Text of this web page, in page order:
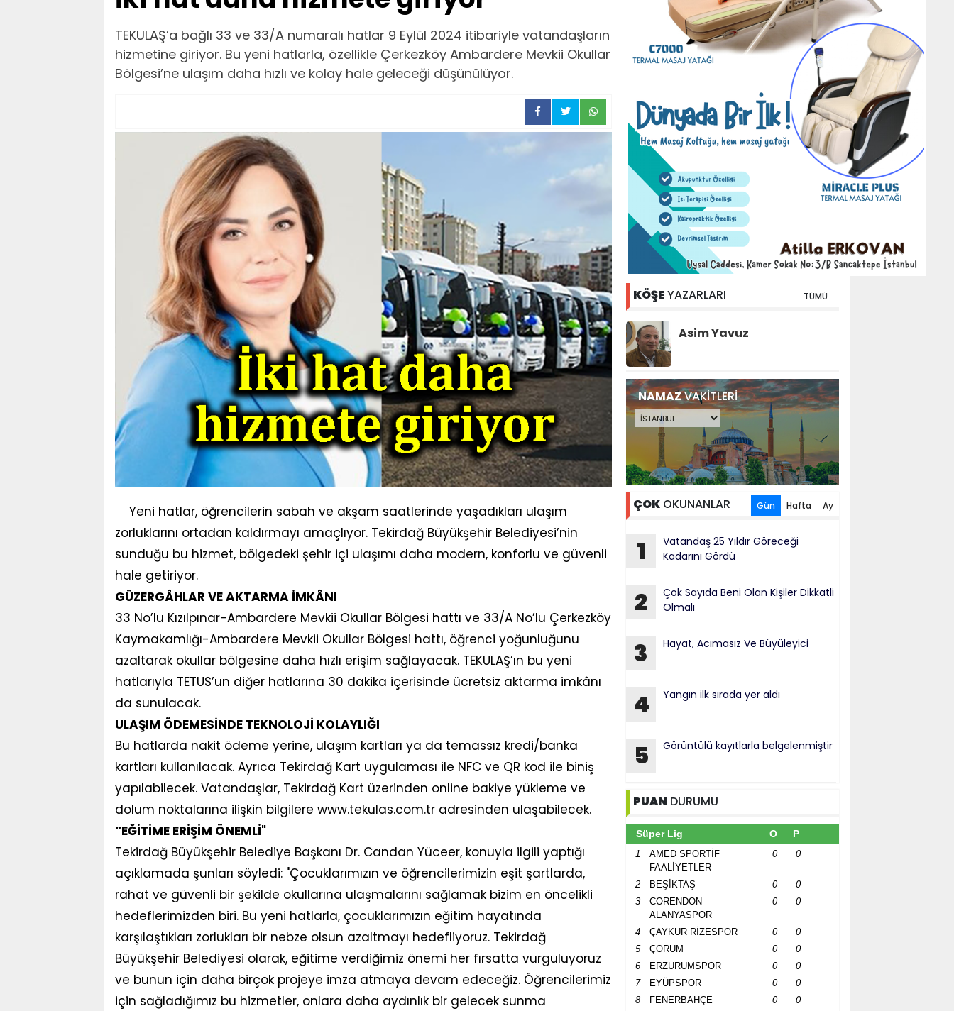
TEKULAŞ’a bağlı 33 ve 33/A numaralı hatlar 9 Eylül 2024 itibariyle vatandaşların
hizmetine giriyor. Bu yeni hatlarla, özellikle Çerkezköy Ambardere Mevkii Okullar
Bölgesi’ne ulaşım daha hızlı ve kolay hale geleceği düşünülüyor.
Yeni hatlar, öğrencilerin sabah ve akşam saatlerinde yaşadıkları ulaşım
zorluklarını ortadan kaldırmayı amaçlıyor. Tekirdağ Büyükşehir Belediyesi’nin
sunduğu bu hizmet, bölgedeki şehir içi ulaşımı daha modern, konforlu ve güvenli
hale getiriyor.
GÜZERGÂHLAR VE AKTARMA İMKÂNI
33 No’lu Kızılpınar-Ambardere Mevkii Okullar Bölgesi hattı ve 33/A No’lu Çerkezköy
Kaymakamlığı-Ambardere Mevkii Okullar Bölgesi hattı, öğrenci yoğunluğunu
azaltarak okullar bölgesine daha hızlı erişim sağlayacak. TEKULAŞ’ın bu yeni
hatlarıyla TETUS’un diğer hatlarına 30 dakika içerisinde ücretsiz aktarma imkânı
da sunulacak.
ULAŞIM ÖDEMESİNDE TEKNOLOJİ KOLAYLIĞI
Bu hatlarda nakit ödeme yerine, ulaşım kartları ya da temassız kredi/banka
kartları kullanılacak. Ayrıca Tekirdağ Kart uygulaması ile NFC ve QR kod ile biniş
yapılabilecek. Vatandaşlar, Tekirdağ Kart üzerinden online bakiye yükleme ve
dolum noktalarına ilişkin bilgilere www.tekulas.com.tr adresinden ulaşabilecek.
“EĞİTİME ERİŞİM ÖNEMLİ"
Tekirdağ Büyükşehir Belediye Başkanı Dr. Candan Yüceer, konuyla ilgili yaptığı
açıklamada şunları söyledi: "Çocuklarımızın ve öğrencilerimizin eşit şartlarda,
rahat ve güvenli bir şekilde okullarına ulaşmalarını sağlamak bizim en öncelikli
hedeflerimizden biri. Bu yeni hatlarla, çocuklarımızın eğitim hayatında
karşılaştıkları zorlukları bir nebze olsun azaltmayı hedefliyoruz. Tekirdağ
Büyükşehir Belediyesi olarak, eğitime verdiğimiz önemi her fırsatta vurguluyoruz
ve bunun için daha birçok projeye imza atmaya devam edeceğiz. Öğrencilerimiz
için sağladığımız bu hizmetler, onlara daha aydınlık bir gelecek sunma
KÖŞEYAZARLARI TÜMÜ
Asim Yavuz
NAMAZVAKİTLERİ
ÇOK OKUNANLAR Gün Hafta Ay
1
Vatandaş 25 Yıldır Göreceği
Kadarını Gördü
2
Çok Sayıda Beni Olan Kişiler Dikkatli
Olmalı
3 Hayat, Acımasız Ve Büyüleyici
4 Yangın ilk sırada yer aldı
5 Görüntülü kayıtlarla belgelenmiştir
PUAN DURUMU
Süper Lig O P
1
AMED SPORTİF
FAALİYETLER
0 0
2 BEŞİKTAŞ 0
0
3
CORENDON
ALANYASPOR
0 0
4 ÇAYKUR RİZESPOR 0
0
5
ÇORUM 0
0
6
ERZURUMSPOR 0
0
7
EYÜPSPOR 0
0
8
FENERBAHÇE 0
0